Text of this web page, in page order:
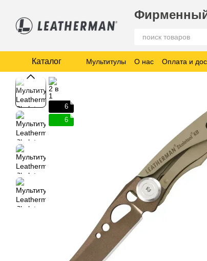
Фирменный
Каталог Мультитулы О нас Оплата и
6
6